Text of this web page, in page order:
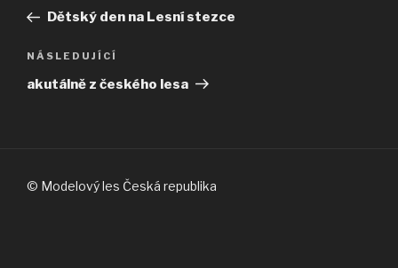
příspěvek
příspěvek
Dětský den na Lesní stezce
Následující
příspěvek
NÁSLEDUJÍCÍ
akutálně z českého lesa
© Modelový les Česká republika